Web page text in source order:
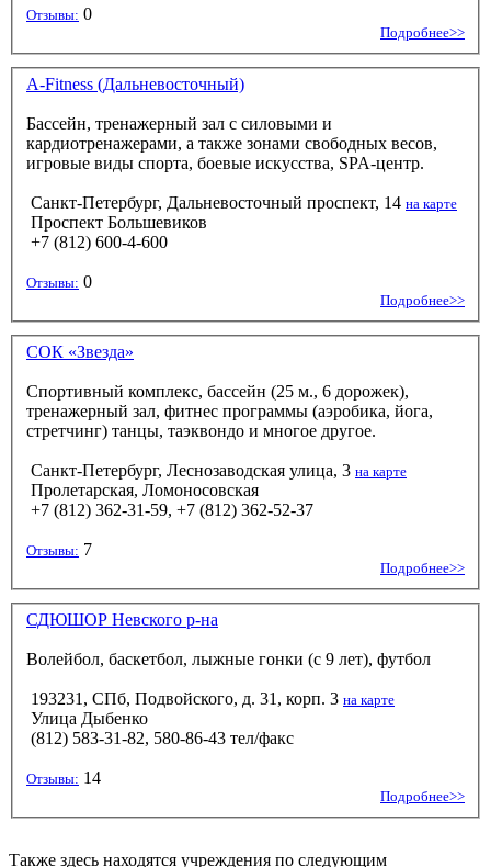
Отзывы: 0
Подробнее>>
A-Fitness (Дальневосточный)
Бассейн, тренажерный зал с силовыми и
кардиотренажерами, а также зонами свободных весов,
игровые виды спорта, боевые искусства, SPA-центр.
Санкт-Петербург, Дальневосточный проспект, 14 на карте
Проспект Большевиков
+7 (812) 600-4-600
Отзывы: 0
Подробнее>>
СОК «Звезда»
Спортивный комплекс, бассейн (25 м., 6 дорожек),
тренажерный зал, фитнес программы (аэробика, йога,
стретчинг) танцы, таэквондо и многое другое.
Санкт-Петербург, Леснозаводская улица, 3 на карте
Пролетарская, Ломоносовская
+7 (812) 362-31-59, +7 (812) 362-52-37
Отзывы: 7
Подробнее>>
СДЮШОР Невского р-на
Волейбол, баскетбол, лыжные гонки (с 9 лет), футбол
193231, СПб, Подвойского, д. 31, корп. 3 на карте
Улица Дыбенко
(812) 583-31-82, 580-86-43 тел/факс
Отзывы: 14
Подробнее>>
Также здесь находятся учреждения по следующим